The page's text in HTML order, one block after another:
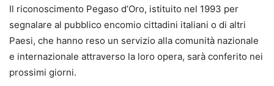
Il riconoscimento Pegaso d’Oro, istituito nel 1993 per
segnalare al pubblico encomio cittadini italiani o di altri
Paesi, che hanno reso un servizio alla comunità nazionale
e internazionale attraverso la loro opera, sarà conferito nei
prossimi giorni.